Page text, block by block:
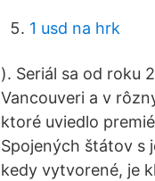
1 usd na hrk
). Seriál sa od roku
Vancouveri a v
ktoré uviedlo
Spojených štátov s
kedy vytvorené, je